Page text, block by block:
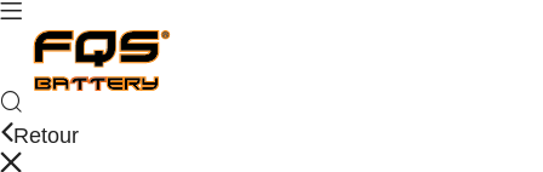
Retour